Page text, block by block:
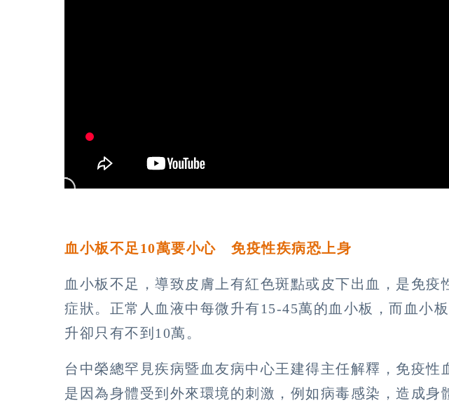
血小板不足 10萬要小心 免疫性疾病恐上身
血小板不足，導致皮膚上有紅色斑點或皮下出血，是免疫
症狀。正常人血液中每微升有15-45萬的血小板，而血小
升卻只有不到10萬。
台中榮總罕見疾病暨血友病中心王建得主任解釋，免疫性
是因為身體受到外來環境的刺激，例如病毒感染，造成身